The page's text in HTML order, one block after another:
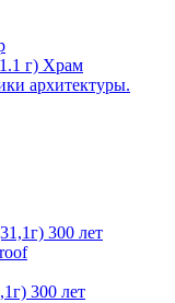
г) Храм
архитектуры.
300 лет